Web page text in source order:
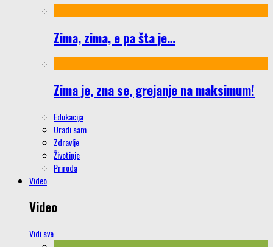
Zima, zima, e pa šta je…
Zima je, zna se, grejanje na maksimum!
Edukacija
Uradi sam
Zdravlje
Životinje
Priroda
Video
Video
Vidi sve